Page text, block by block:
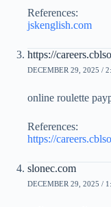
References:
jskenglish.com
https://
DECEMBER 29, 2025 /
online roulette
References:
https://
slonec.com
DECEMBER 29, 2025 /